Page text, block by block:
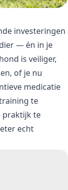
investeringen
— én in je
is veiliger,
of je nu
medicatie
te
praktijk te
echt